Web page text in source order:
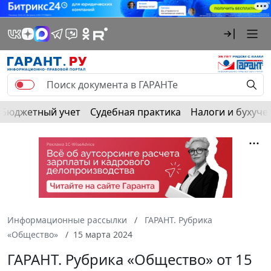
Бюджетный учет Судебная практика Налоги и
Информационные рассылки
ГАРАНТ. Рубрика
«Общество»
15 марта 2024
ГАРАНТ. Рубрика «Общество» от 15